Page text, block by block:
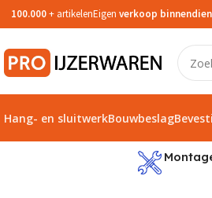
100.000+ artikelenEigen verkoop
Hang- en sluitwerkBouwbeslag